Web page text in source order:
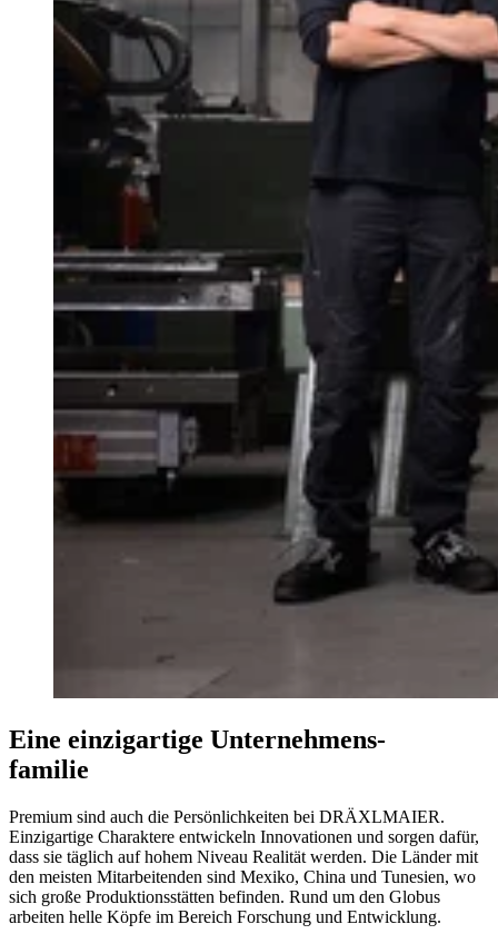
Eine einzigartige Unternehmens-
familie
Premium sind auch die Persönlichkeiten bei DRÄXLMAIER.
Einzigartige Charaktere entwickeln Innovationen und sorgen dafür,
dass sie täglich auf hohem Niveau Realität werden. Die Länder mit
den meisten Mitarbeitenden sind Mexiko, China und Tunesien, wo
sich große Produktionsstätten befinden. Rund um den Globus
arbeiten helle Köpfe im Bereich Forschung und Entwicklung.